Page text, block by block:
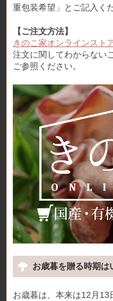
重包装希望」とご記入く
【ご注文方法】
きのこ家オンラインスト
注文に関してわからない
ご参照ください。
お歳暮を贈る時期は
お歳暮は、本来は12月13